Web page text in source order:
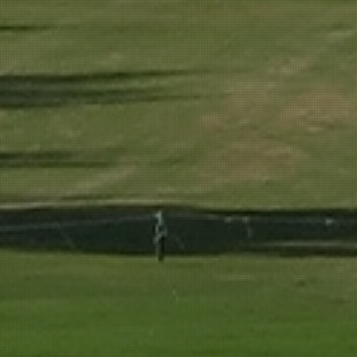
CARTEL MÁS